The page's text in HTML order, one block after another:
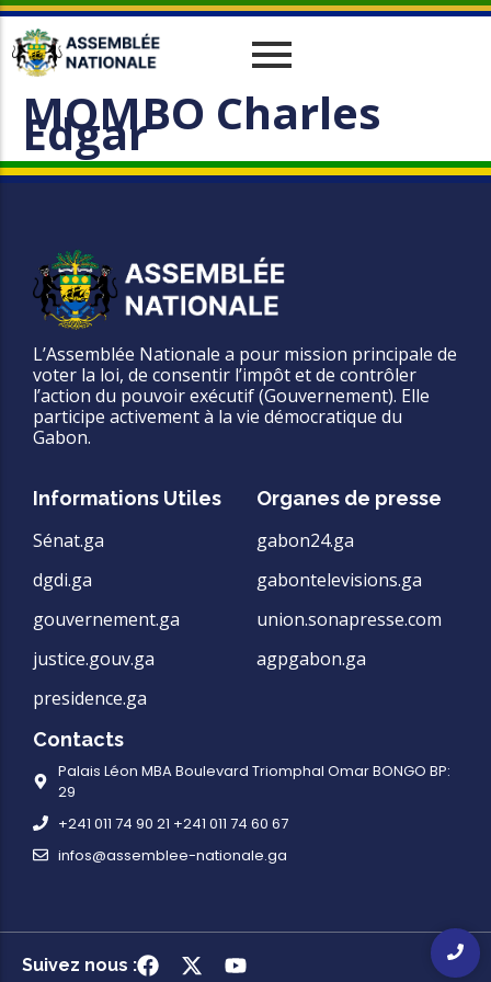
Historique
Missions
Organes
Vos Députés
Travaux
parlementaires
Relations Interparlementaires
Actualités
Evènements
Phototèque
MOMBO Charles
Edgar
L’Assemblée Nationale a pour mission principale de
voter la loi, de consentir l’impôt et de contrôler
l’action du pouvoir exécutif (Gouvernement). Elle
participe activement à la vie démocratique du
Gabon.
Informations Utiles
Sénat.ga
dgdi.ga
gouvernement.ga
justice.gouv.ga
presidence.ga
Organes de presse
gabon24.ga
gabontelevisions.ga
union.sonapresse.com
agpgabon.ga
Contacts
Palais Léon MBA Boulevard Triomphal Omar BONGO BP:
29
+241 011 74 90 21 +241 011 74 60 67
infos@assemblee-nationale.ga
Suivez nous :